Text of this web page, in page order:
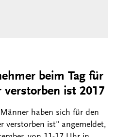
beim Tag für
verstorben ist 2017
haben sich für den
verstorben ist" angemeldet,